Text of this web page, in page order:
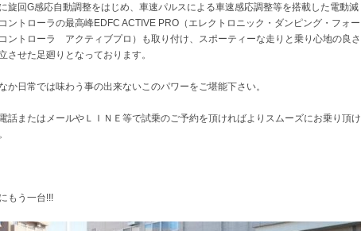
旋回G感応自動調整をはじめ、車速パルスによる車速感応調整等を搭載した電動減
ントローラの最高峰EDFC ACTIVE PRO（エレクトロニック・ダンピング・フォー
ントローラ アクティブプロ）も取り付け、スポーティーな走りと乗り心地の良さ
させた足廻りとなっております。
か日常では味わう事の出来ないこのパワーをご堪能下さい。
話またはメールやＬＩＮＥ等で試乗のご予約を頂ければよりスムーズにお乗り頂け
もう一台!!!